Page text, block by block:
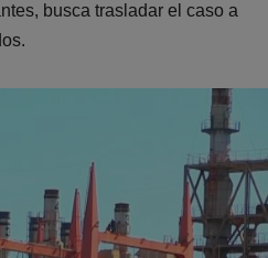
busca trasladar el caso a